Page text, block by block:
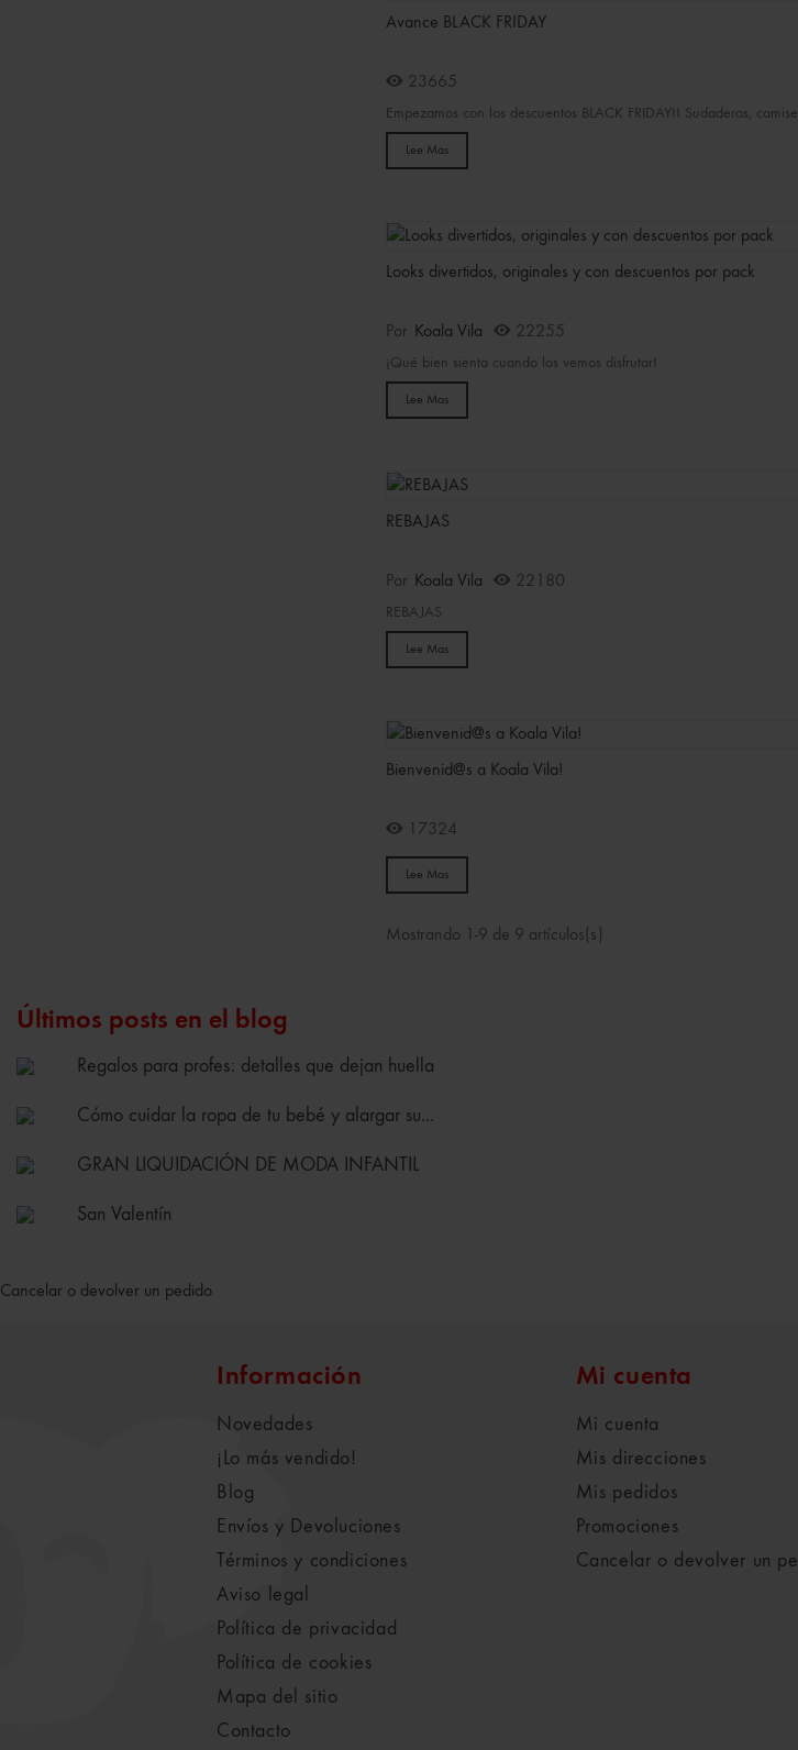
Avance BLACK FRIDAY
23665
Empezamos con los descuentos BLACK FRIDAY!! Sudaderas,
Lee Mas
Looks divertidos, originales y con descuentos por pack
Por Koala Vila 22255
¡Qué bien sienta cuando los vemos disfrutar!
Lee Mas
REBAJAS
Por Koala Vila 22180
REBAJAS
Lee Mas
Bienvenid@s a Koala Vila!
17324
Lee Mas
Mostrando 1-9 de 9 artículos(s)
Últimos posts en el blog
Regalos para profes: detalles que dejan huella
Cómo cuidar la ropa de tu bebé y alargar su...
GRAN LIQUIDACIÓN DE MODA INFANTIL
San Valentín
Cancelar o devolver un pedido
Información
Novedades
¡Lo más vendido!
Blog
Envíos y Devoluciones
Términos y condiciones
Aviso legal
Política de privacidad
Política de cookies
Mapa del sitio
Contacto
Mi cuenta
Mi cuenta
Mis direcciones
Mis pedidos
Promociones
Cancelar o devolver un